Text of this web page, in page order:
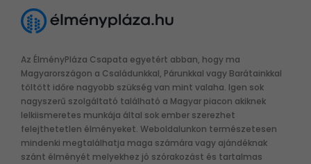
Az ÉlményPláza Csapata egyetért abban, hogy ma
Magyarországon a Családunkkal, Párunkkal vagy Barátainkkal
töltött időre nagyobb szükség van mint valaha. Igen sok
nagyszerű szolgáltató található a Magyar piacon akiknek
lelkiismeretes munkája által sok ember szerezhet
felejthetetlen élményeket. Weboldalunkon természetesen
mindenki megtalálhatja maga számára vagy ajándéknak
szánt élményét melyekhez jó szórakozást és tartalmas